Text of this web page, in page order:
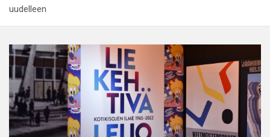
uudelleen